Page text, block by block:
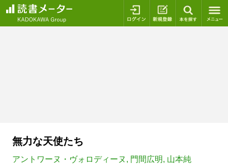
ログイン 新規登録
無力な天使たち
アントワーヌ・ヴォロディーヌ , 門間広明, 山本純